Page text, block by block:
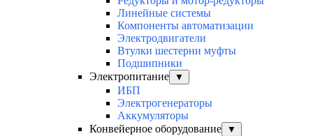
Линейные системы
Компоненты автоматизации
Электродвигатели
Втулки шестерни муфты
Подшипники
Электропитание
▼
ИБП
Электрогенераторы
Аккумуляторы
Конвейерное оборудование
▼